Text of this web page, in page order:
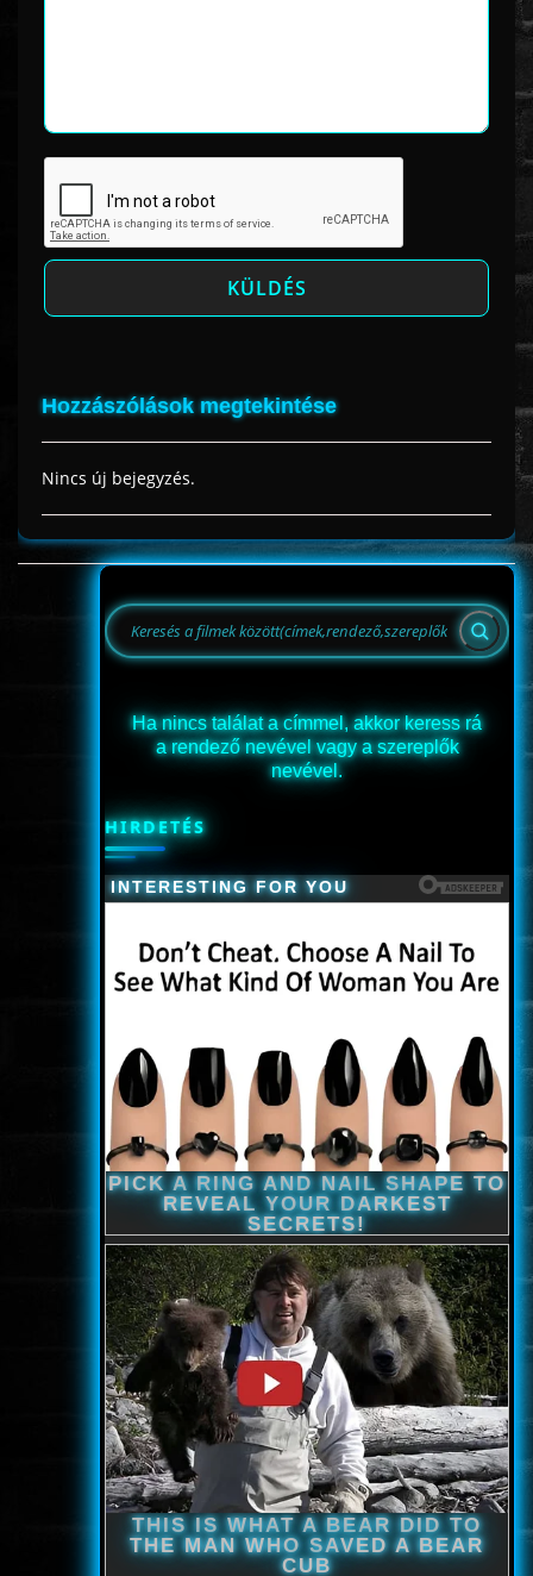
Hozzászólások megtekintése
Nincs új bejegyzés.
Ha nincs találat a címmel, akkor keress rá
a rendező nevével vagy a szereplők
nevével.
HIRDETÉS